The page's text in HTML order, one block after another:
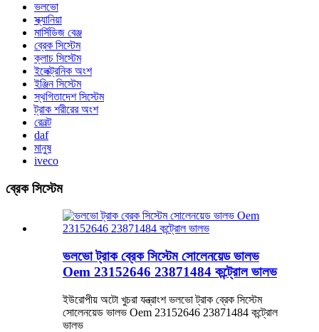
ভলভো
স্ক্যানিয়া
মার্সিডিজ বেঞ্জ
ব্রেক সিস্টেম
ক্লাচ সিস্টেম
ইলেক্ট্রনিক অংশ
ইঞ্জিন সিস্টেম
স্থগিতাদেশ সিস্টেম
ট্রাক শরীরের অংশ
রেনল্ট
daf
মানুষ
iveco
ব্রেক সিস্টেম
ভলভো ট্রাক ব্রেক সিস্টেম সোলেনয়েড ভালভ
Oem 23152646 23871484 কন্ট্রোল ভালভ
ইউরোপীয় অটো খুচরা যন্ত্রাংশ ভলভো ট্রাক ব্রেক সিস্টেম
সোলেনয়েড ভালভ Oem 23152646 23871484 কন্ট্রোল
ভালভ